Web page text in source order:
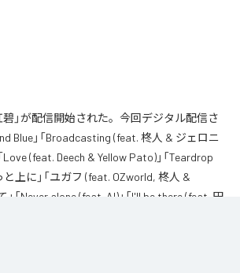
碧」が配信開始された。今回デジタル配信さ
Blue」「Broadcasting (feat. 柊人 & ジェロニ
Love (feat. Deech & Yellow Pato)」「Teardrop
と上に」「ユガフ (feat. OZworld, 柊人 &
」「Never alone (feat. AI)」「I'll be there (feat. 田